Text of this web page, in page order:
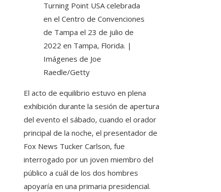
Turning Point USA celebrada
en el Centro de Convenciones
de Tampa el 23 de julio de
2022 en Tampa, Florida. |
Imágenes de Joe
Raedle/Getty
El acto de equilibrio estuvo en plena
exhibición durante la sesión de apertura
del evento el sábado, cuando el orador
principal de la noche, el presentador de
Fox News Tucker Carlson, fue
interrogado por un joven miembro del
público a cuál de los dos hombres
apoyaría en una primaria presidencial.